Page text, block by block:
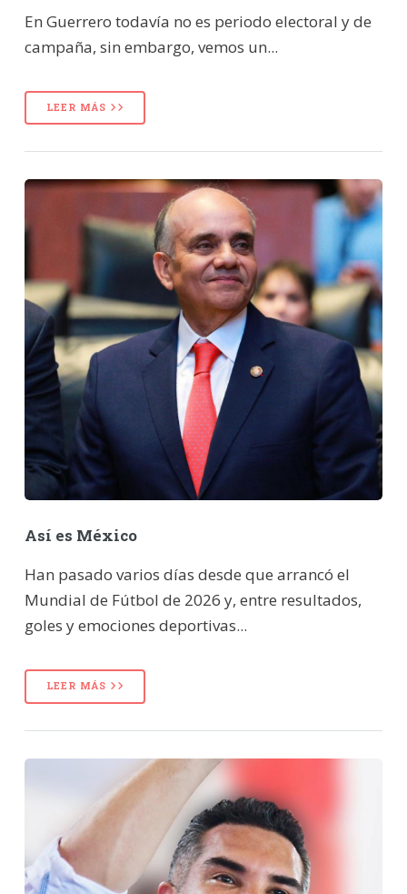
En Guerrero todavía no es periodo electoral y de
campaña, sin embargo, vemos un...
LEER MÁS
Así es México
Han pasado varios días desde que arrancó el
Mundial de Fútbol de 2026 y, entre resultados,
goles y emociones deportivas...
LEER MÁS